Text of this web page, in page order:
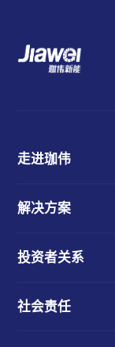
走进珈伟
解决方案
投资者关系
社会责任